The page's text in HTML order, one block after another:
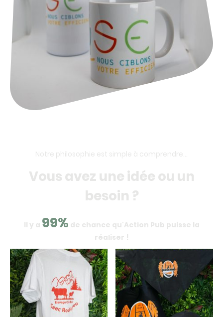
Notre philosophie est simple à comprendre...
Vous avez une idée ou un
besoin ?
Il y a 99% de chance qu'Action Pub puisse la
réaliser !